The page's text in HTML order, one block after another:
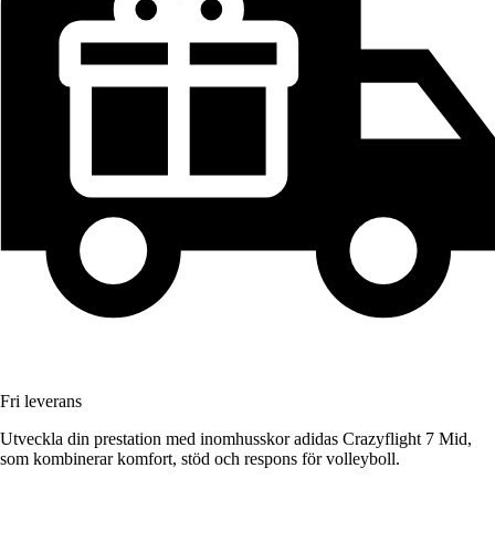
Fri leverans
Utveckla din prestation med inomhusskor adidas Crazyflight 7 Mid,
som kombinerar komfort, stöd och respons för volleyboll.